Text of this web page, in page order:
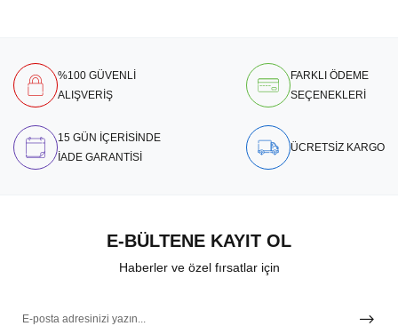
%100 GÜVENLİ
ALIŞVERİŞ
FARKLI ÖDEME
SEÇENEKLERİ
15 GÜN İÇERİSİNDE
İADE GARANTİSİ
ÜCRETSİZ KARGO
E-BÜLTENE KAYIT OL
Haberler ve özel fırsatlar için